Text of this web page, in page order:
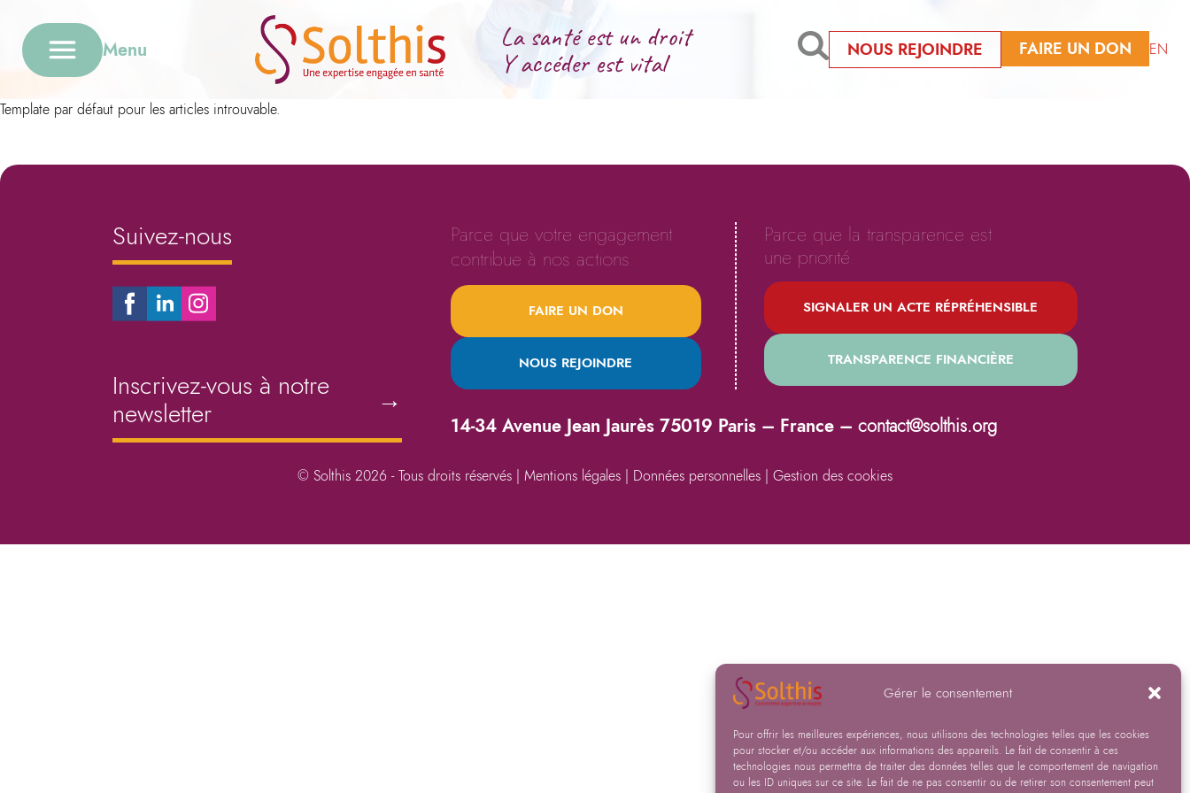
Gérer le consentement
Pour offrir les meilleures expériences, nous utilisons des technologies telles que les cookies
pour stocker et/ou accéder aux informations des appareils. Le fait de consentir à ces
technologies nous permettra de traiter des données telles que le comportement de navigation
ou les ID uniques sur ce site. Le fait de ne pas consentir ou de retirer son consentement peut
Menu La santé est un droit
Y accéder est vital NOUS REJOINDRE FAIRE UN DON EN
Template par défaut pour les articles introuvable.
Suivez-nous
Inscrivez-vous à notre
newsletter →
Parce que votre engagement
contribue à nos actions.
FAIRE UN DON
NOUS REJOINDRE
Parce que la transparence est
une priorité.
SIGNALER UN ACTE RÉPRÉHENSIBLE
TRANSPARENCE FINANCIÈRE
14-34 Avenue Jean Jaurès 75019 Paris – France – contact@solthis.org
© Solthis 2026 - Tous droits réservés | Mentions légales | Données personnelles | Gestion des cookies